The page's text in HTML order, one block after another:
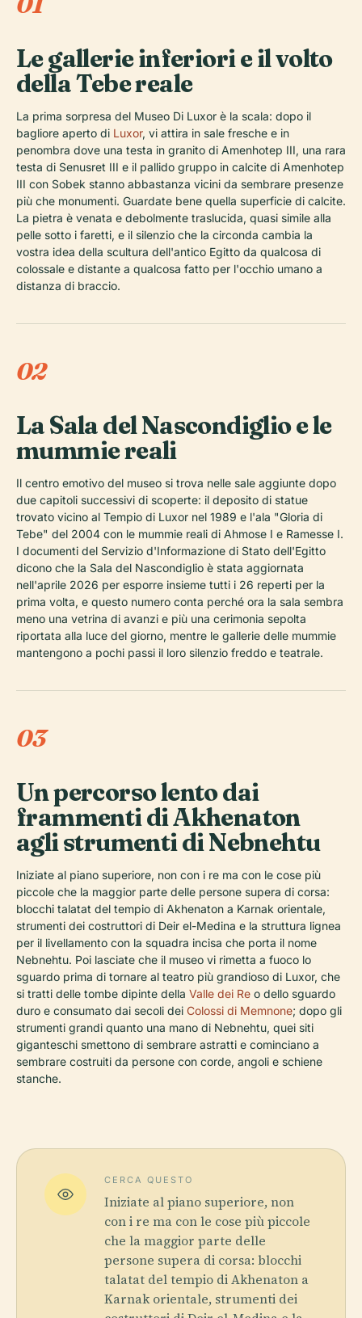
Le gallerie inferiori e il volto
della Tebe reale
La prima sorpresa del Museo Di Luxor è la scala: dopo il
bagliore aperto di Luxor, vi attira in sale fresche e in
penombra dove una testa in granito di Amenhotep III, una rara
testa di Senusret III e il pallido gruppo in calcite di Amenhotep
III con Sobek stanno abbastanza vicini da sembrare presenze
più che monumenti. Guardate bene quella superficie di calcite.
La pietra è venata e debolmente traslucida, quasi simile alla
pelle sotto i faretti, e il silenzio che la circonda cambia la
vostra idea della scultura dell'antico Egitto da qualcosa di
colossale e distante a qualcosa fatto per l'occhio umano a
distanza di braccio.
02
La Sala del Nascondiglio e le
mummie reali
Il centro emotivo del museo si trova nelle sale aggiunte dopo
due capitoli successivi di scoperte: il deposito di statue
trovato vicino al Tempio di Luxor nel 1989 e l'ala "Gloria di
Tebe" del 2004 con le mummie reali di Ahmose I e Ramesse I.
I documenti del Servizio d'Informazione di Stato dell'Egitto
dicono che la Sala del Nascondiglio è stata aggiornata
nell'aprile 2026 per esporre insieme tutti i 26 reperti per la
prima volta, e questo numero conta perché ora la sala sembra
meno una vetrina di avanzi e più una cerimonia sepolta
riportata alla luce del giorno, mentre le gallerie delle mummie
mantengono a pochi passi il loro silenzio freddo e teatrale.
03
Un percorso lento dai
frammenti di Akhenaton
agli strumenti di Nebnehtu
Iniziate al piano superiore, non con i re ma con le cose più
piccole che la maggior parte delle persone supera di corsa:
blocchi talatat del tempio di Akhenaton a Karnak orientale,
strumenti dei costruttori di Deir el-Medina e la struttura lignea
per il livellamento con la squadra incisa che porta il nome
Nebnehtu. Poi lasciate che il museo vi rimetta a fuoco lo
sguardo prima di tornare al teatro più grandioso di Luxor, che
si tratti delle tombe dipinte della Valle dei Re o dello sguardo
duro e consumato dai secoli dei Colossi di Memnone; dopo gli
strumenti grandi quanto una mano di Nebnehtu, quei siti
giganteschi smettono di sembrare astratti e cominciano a
sembrare costruiti da persone con corde, angoli e schiene
stanche.
CERCA QUESTO
Iniziate al piano superiore, non
con i re ma con le cose più piccole
che la maggior parte delle
persone supera di corsa: blocchi
talatat del tempio di Akhenaton a
Karnak orientale, strumenti dei